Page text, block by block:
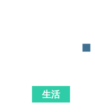
直飛熊本，僅
能跨海遇見
生活